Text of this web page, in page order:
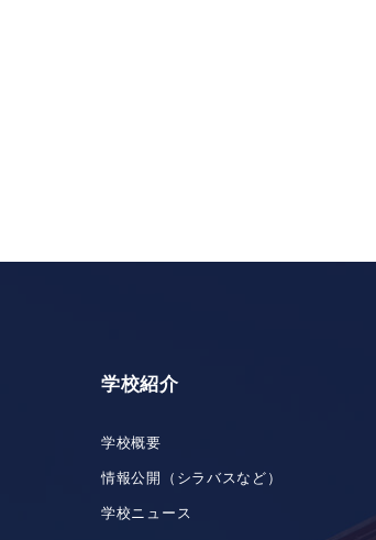
学校紹介
学校概要
情報公開（シラバスなど）
学校ニュース